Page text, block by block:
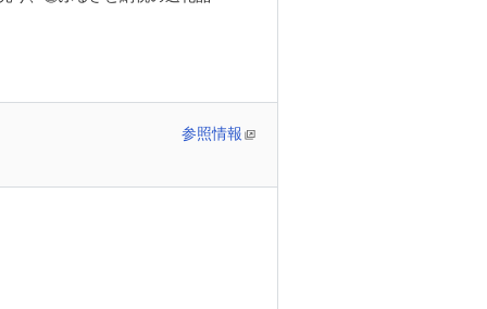
参照情報